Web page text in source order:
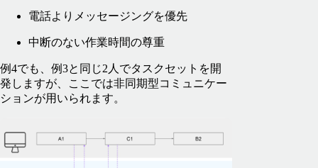
電話よりメッセージングを優先
中断のない作業時間の尊重
例4でも、例3と同じ2人でタスクセットを開
発しますが、ここでは非同期型コミュニケー
ションが用いられます。